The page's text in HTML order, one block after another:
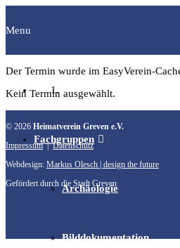
Menu
Startseite
Fachgruppen
Archäologie
Bilddokumentation
Der Termin wurde im EasyVerein-
Kein Termin ausgewählt.
© 2026 Heimatverein Greven e.V.
Impressum|Datenschutz
Webdesign: Markus Olesch | design the future
Gefördert durch die Stadt Greven